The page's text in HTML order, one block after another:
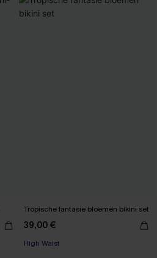
Tropische fantasie bloemen bikini set
39,00 €
High Waist